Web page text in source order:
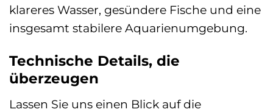
klareres Wasser, gesündere Fische und eine
insgesamt stabilere Aquarienumgebung.
Technische Details, die
überzeugen
Lassen Sie uns einen Blick auf die